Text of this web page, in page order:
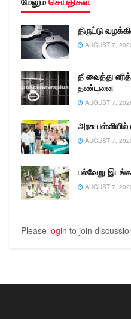
திருட்டு
AUGUST 7,
தீ வைத்து
தண்டனை
AUGUST 7,
அரசு
AUGUST 7,
பல்வேறு
AUGUST 7,
Please login to join